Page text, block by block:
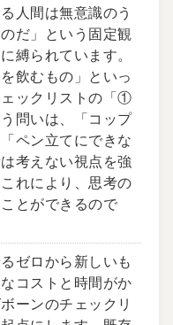
人間は無意識のう
だ」という固定観
縛られています。
飲むもの」といっ
ックリストの「①
問いは、「コップ
ペン立てにできな
考えない視点を強
れにより、思考の
とができるので
ゼロから新しいも
コストと時間がか
ーンのチェックリ